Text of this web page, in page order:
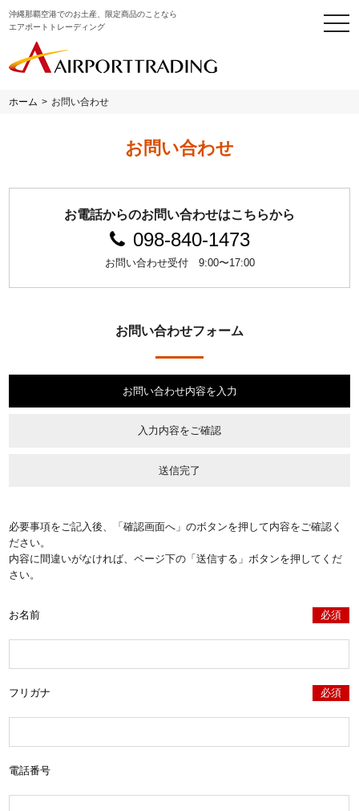
沖縄那覇空港でのお土産、限定商品のことなら
エアポートトレーディング
ホーム > お問い合わせ
お問い合わせ
お電話からのお問い合わせはこちらから
098-840-1473
お問い合わせ受付 9:00〜17:00
お問い合わせフォーム
お問い合わせ内容を入力
入力内容をご確認
送信完了
必要事項をご記入後、「確認画面へ」のボタンを押して内容をご確認く
ださい。
内容に間違いがなければ、ページ下の「送信する」ボタンを押してくだ
さい。
お名前 必須
フリガナ 必須
電話番号